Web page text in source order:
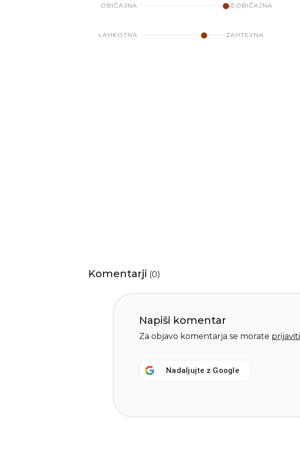
OBIČAJNA NEOBIČAJNA
LAHKOTNA ZAHTEVNA
Komentarji (0)
Napiši komentar
Za objavo komentarja se morate prijaviti
Nadaljujte z Google